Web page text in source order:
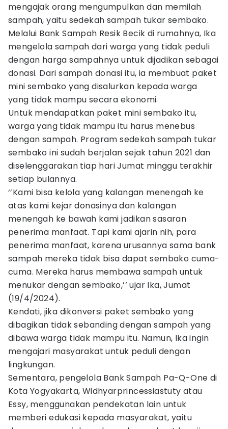
mengajak orang mengumpulkan dan memilah
sampah, yaitu sedekah sampah tukar sembako.
Melalui Bank Sampah Resik Becik di rumahnya, Ika
mengelola sampah dari warga yang tidak peduli
dengan harga sampahnya untuk dijadikan sebagai
donasi. Dari sampah donasi itu, ia membuat paket
mini sembako yang disalurkan kepada warga
yang tidak mampu secara ekonomi.
Untuk mendapatkan paket mini sembako itu,
warga yang tidak mampu itu harus menebus
dengan sampah. Program sedekah sampah tukar
sembako ini sudah berjalan sejak tahun 2021 dan
diselenggarakan tiap hari Jumat minggu terakhir
setiap bulannya.
‘’Kami bisa kelola yang kalangan menengah ke
atas kami kejar donasinya dan kalangan
menengah ke bawah kami jadikan sasaran
penerima manfaat. Tapi kami ajarin nih, para
penerima manfaat, karena urusannya sama bank
sampah mereka tidak bisa dapat sembako cuma-
cuma. Mereka harus membawa sampah untuk
menukar dengan sembako,’’ ujar Ika, Jumat
(19/4/2024).
Kendati, jika dikonversi paket sembako yang
dibagikan tidak sebanding dengan sampah yang
dibawa warga tidak mampu itu. Namun, Ika ingin
mengajari masyarakat untuk peduli dengan
lingkungan.
Sementara, pengelola Bank Sampah Pa-Q-One di
Kota Yogyakarta, Widhyarprincessiastuty atau
Essy, menggunakan pendekatan lain untuk
memberi edukasi kepada masyarakat, yaitu